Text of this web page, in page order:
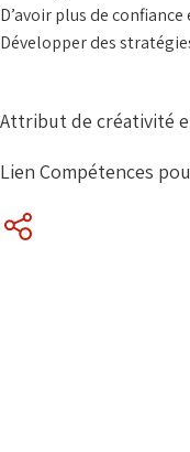
D’avoir plus de
Développer des
Attribut de créativité
Lien Compétences